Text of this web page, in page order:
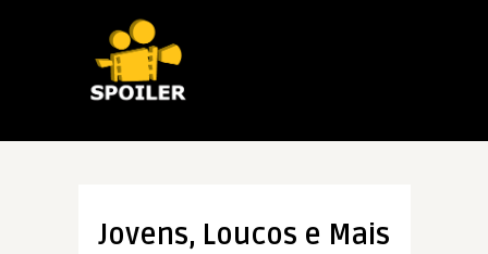
Jovens, Loucos e Mais